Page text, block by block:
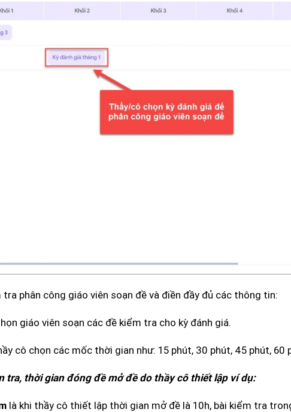
phân công giáo viên soạn đề và điền đầy đủ các thông tin:
giáo viên soạn các đề kiểm tra cho kỳ đánh giá.
cô chọn các mốc thời gian như: 15 phút, 30 phút, 45 phút,
tra, thời gian đóng đề mở đề do thầy cô thiết lập ví dụ:
là khi thầy cô thiết lập thời gian mở đề là 10h, bài kiểm tra